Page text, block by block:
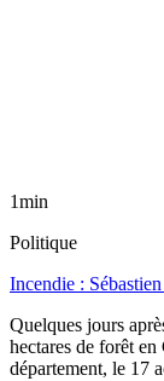
1min
Politique
Incendie :
Quelques jours
hectares de forêt
département, le 17